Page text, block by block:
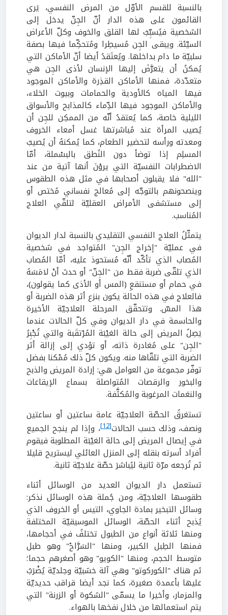
بالنسبة للقسم الأوّل من المرض النفسي، يَرى
القائمون على هذه الدار أنّ الجِنّ يدخل إلى
الشخصية فيُسبِّبُ لها القلق والخوف وكلّ الأعراض
السيّئة. ويبقى الجِن مُسيطِرا ومُتحكِّما فيها بصفة
سلبيّة ما دام بداخلها. ويُعتَقدُ أيضا أنّ الأماكن التي
يُمكنُ أن يتعرَّضَ إليها الإنسان لأذى الجِن هي
متعدّدة، فمنها الأماكن القذِرة والأماكن الموجود
فيها المياه كالأودية والحمامات وبيوت الخلاء،
والأماكن الموجود فيها الدِّماء كالمذابح والأسواق
الليلية خاصة، كما يُعتقدُ أنّه من الممكِن للجِن أن
يُصيب المرأة عند مُباشرتها غسل أمعاء الخروف
ومعدته ورأسه لتحضير الطعام، كما يُمكنهُ أن يُصيبُ
المسلِم إذا توضأ دون النُطق بالبسْملة، أمّا
الاضطرابات النفسيّة التي يروْنَ أنها آتية من عند
"الله" فلا يقبلون أصحابها في مثل هذه الطقوس
وينصحونهم بالتوجّه إلى مُعالج نفساني مُختص أو
إلى مستشفى الأمراض العقليّة لتلقّي العلاج
المُناسب.
يتمثّلُ العلاج النفسي التقليدي بالنسبة لدار الديوان
في عمليّة "إخراج الجِن" المُتواجد في شخصية
المُصاب الذي تأكّد أنّه مُستحوذ عليه، أمّا المُصاب
الذي تلقّى ضربة فقط من "الجِنّ" أو حدث أنْ لامَسَهُ
في حمام أو مستنقعِ (المس أو الأذى كما يقولون)،
فالعلاج في هذه الحالة يكون بنزع أثر هذه الضربة أو
هذا المسّ. وتتحقّق المرحلة العلاجيّة الأخيرة
والحاسمة في دار الديوان وفي كلّ الحالات عندما
يَصِلُ المريض إلى حالة الغيْبَة المُرْتقَبة والتي تُجْبِرُ
"الجِن" على مُغادرة ذاته، أو تؤدي إلى إزالة أثر
الضربة التي تلقّاها منه. ويكون كلّ ذلك مُمْكنا بفضل
توفّر مجموعة من العوامل هي: إرادة المريض والذبح
والبخور والرقصات المُتواصلة بسماع الإيقاعات
والنغمات المرغوبة والمُكثَّفة.
تستغرقُ الحصّة العلاجيّة عامة ساعتين أو ساعتين
ونصف، وذلك حسب الحالات[12]
، وإذا لم ينجح الجميع
في إيصال المريض إلى حالة الغيْبَة المطلوبة فيقوم
أفراد أسرته بنقله إلى المنزل العائلي ليستريح قليلا
ثم تُرجعه مرّة ثانية ليُباشرَ حصّة علاجيّة ثانية.
تستعمل دار الديوان العديد من الوسائل أثناء
طقوسها العلاجيّة، ومن جُملة هذه الوسائل نذكر:
وسائل التبخير بمادة الجاوي، التيس أو الخروف الذي
يُذبح أثناء الحصّة، الوسائل الموسيقيّة المختلفة
ومنها ثلاثة أنواع من الطبول تختلفُ في أحجامها،
فمنها الطِبل الكبير، ومنها "السَرَّاحْ" وهو طبل
متوسط الحجم، ومنها "الكويو" وهو أصغرهم حجما؛
ثم هناك "الكوركوتو" وهي آلة خشبيّة وجلديّة يُضْرَبُ
عليها بأعمدة صغيرة، كما نجد أيضا قراقب حديديّة
والمزمار، وأخيرا ما يسمّى "الشكوة أو الزرنة" التي
يتم استعمالها من خلال نفخها بالهواء.